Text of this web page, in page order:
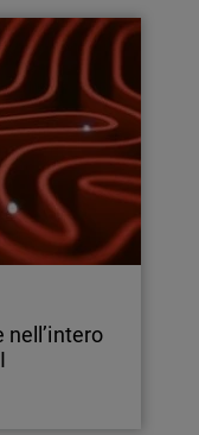
nell’intero